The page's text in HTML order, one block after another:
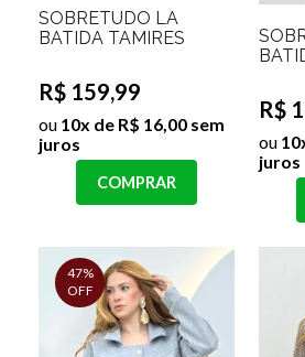
SOBRETUDO LÃ
BATIDA TAMIRES
R$ 159,99
ou 10x de R$ 16,00 sem
juros
COMPRAR
R$
ou
juros
47%
OFF